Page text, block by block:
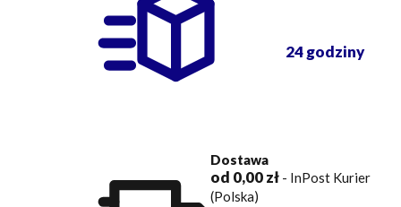
Dostawa
od 0,00 zł - InPost Kurier
(Polska)
24 godziny